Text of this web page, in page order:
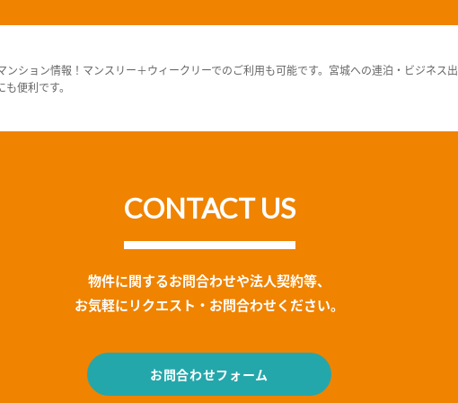
ション情報！マンスリー＋ウィークリーでのご利用も可能です。宮城への連泊・ビジネス
便利です。
CONTACT US
物件に関するお問合わせや法人契約等、
お気軽にリクエスト・お問合わせください。
お問合わせフォーム